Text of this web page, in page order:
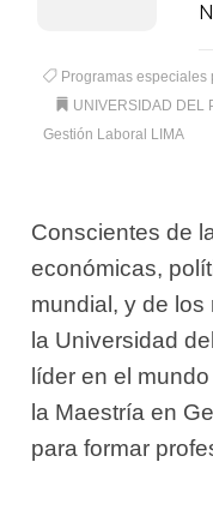
Programas
UNIVERSIDAD DEL
Gestión Laboral LIMA
Conscientes de
económicas,
mundial, y de los
la Universidad
líder en el
la Maestría en
para formar